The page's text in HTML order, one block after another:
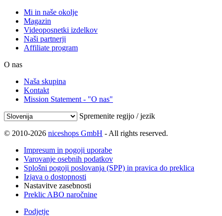
Mi in naše okolje
Magazin
Videoposnetki izdelkov
Naši partnerji
Affiliate program
O nas
Naša skupina
Kontakt
Mission Statement - "O nas"
Spremenite regijo / jezik
© 2010-2026 niceshops GmbH - All rights reserved.
Impresum in pogoji uporabe
Varovanje osebnih podatkov
Splošni pogoji poslovanja (SPP) in pravica do preklica
Izjava o dostopnosti
Nastavitve zasebnosti
Preklic ABO naročnine
Podjetje